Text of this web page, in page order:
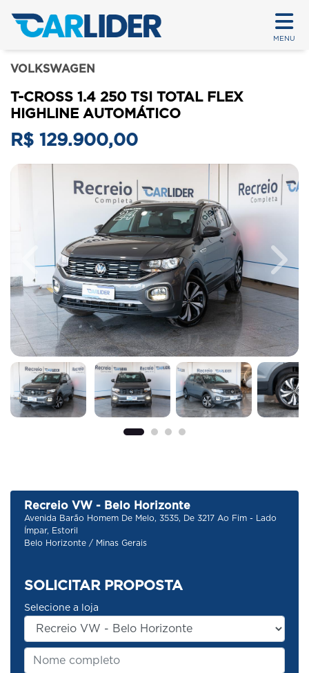
MENU
VOLKSWAGEN
T-CROSS 1.4 250 TSI TOTAL FLEX
HIGHLINE AUTOMÁTICO
R$ 129.900,00
Previous Next
Recreio VW - Belo Horizonte
Avenida Barão Homem De Melo, 3535, De 3217 Ao Fim - Lado
Ímpar, Estoril
Belo Horizonte / Minas Gerais
SOLICITAR PROPOSTA
Selecione a loja